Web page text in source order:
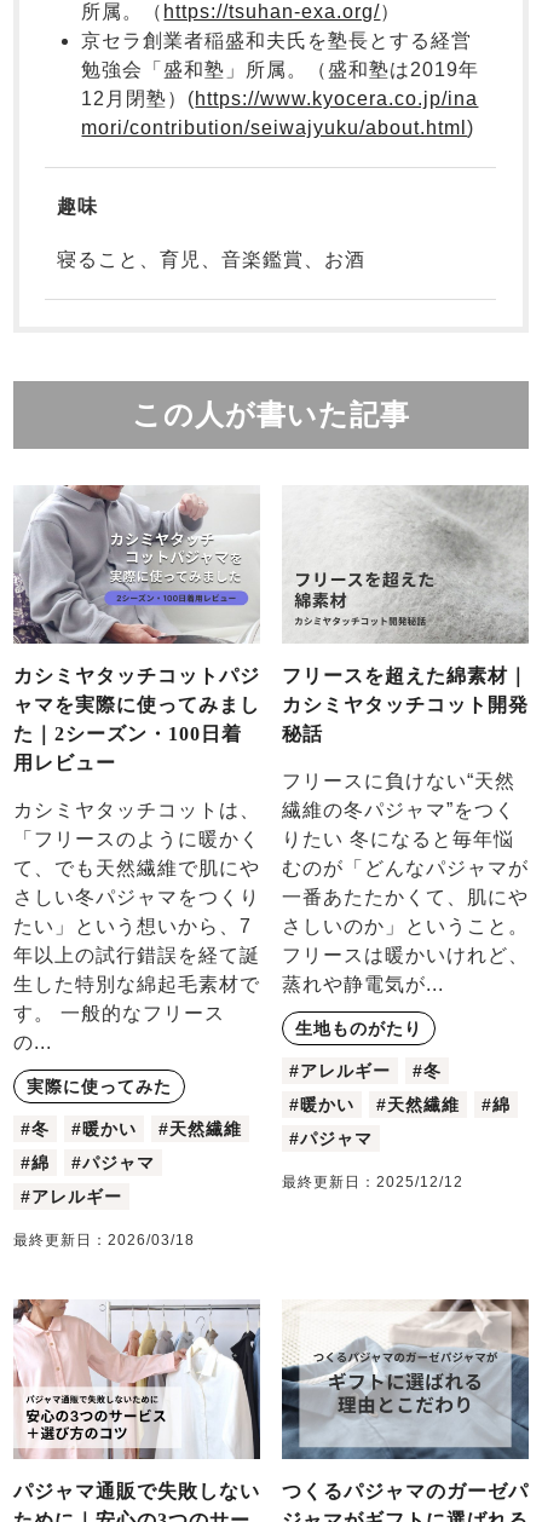
夏 秋 冬
ボーイズパジャマ
春
夏 秋
- Item Ranking -
- New Arrival -
すべての季節のパジャマ一覧はこちら
すべてのキッ
ズ
パジャマ
ガールズ長袖
ガールズ半袖 ワンピース
ガールズ前開
ガールズかぶ
り
き
り
ガールズ上着
単品
ガールズズボ
ン単品
上着
単品
ボーイズズボ
売れ筋ランキング
- Item Ranking -
新着商品
- New Arrival -
すべてのデザインのパジャマ一覧はこちら
所属。（ https://tsuhan-exa.org/）
京セラ創業者稲盛和夫氏を塾長とする経営
勉強会「盛和塾」所属。（盛和塾は2019年
12月閉塾）(https://www.kyocera.co.jp/ina
mori/contribution/seiwajyuku/about.html)
趣味
寝ること、育児、音楽鑑賞、お酒
この人が書いた記事
カシミヤタッチコットパジ
ャマを実際に使ってみまし
た｜2シーズン・100日着
用レビュー
カシミヤタッチコットは、
「フリースのように暖かく
て、でも天然繊維で肌にや
さしい冬パジャマをつくり
たい」という想いから、7
年以上の試行錯誤を経て誕
生した特別な綿起毛素材で
す。 一般的なフリース
の...
実際に使ってみた
#冬 #暖かい
#天然繊維
#綿
#パジャマ
#アレルギー
最終更新日：2026/03/18
フリースを超えた綿素材｜
カシミヤタッチコット開発
秘話
フリースに負けない“天然
繊維の冬パジャマ”をつく
りたい 冬になると毎年悩
むのが「どんなパジャマが
一番あたたかくて、肌にや
さしいのか」ということ。
フリースは暖かいけれど、
蒸れや静電気が...
生地ものがたり
#アレルギー
#冬
#暖かい
#天然繊維
#綿
#パジャマ
最終更新日： 2025/12/12
パジャマ通販で失敗しない
つくるパジャマのガーゼパ